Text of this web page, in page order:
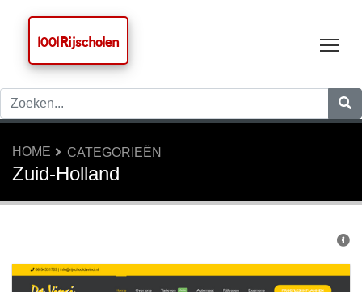
1001 Rijscholen
HOME CATEGORIEËN
Zuid-Holland